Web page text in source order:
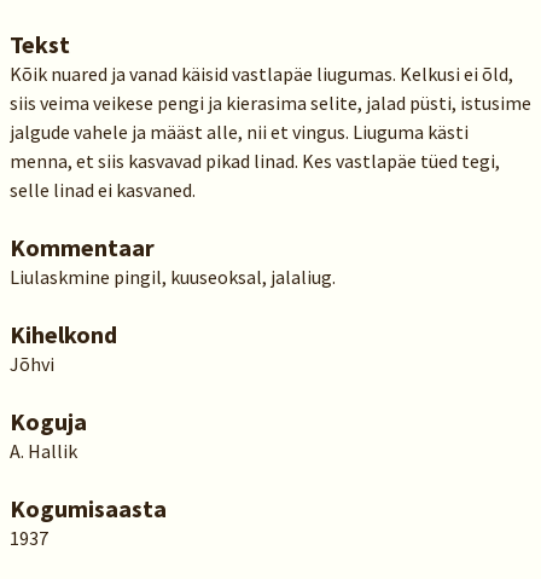
Tekst
Kõik nuared ja vanad käisid vastlapäe liugumas. Kelkusi ei õld,
siis veima veikese pengi ja kierasima selite, jalad püsti, istusime
jalgude vahele ja määst alle, nii et vingus. Liuguma kästi
menna, et siis kasvavad pikad linad. Kes vastlapäe tüed tegi,
selle linad ei kasvaned.
Kommentaar
Liulaskmine pingil, kuuseoksal, jalaliug.
Kihelkond
Jõhvi
Koguja
A. Hallik
Kogumisaasta
1937